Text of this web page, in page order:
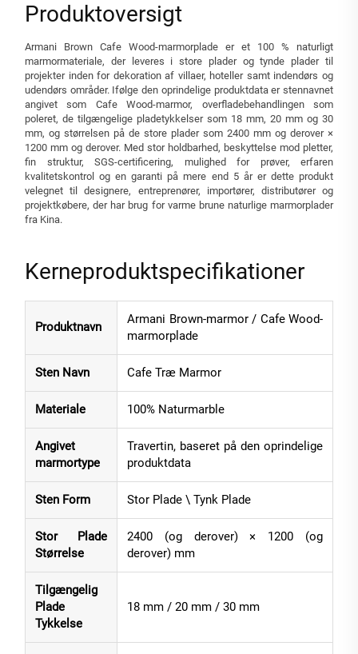
Produktoversigt
Armani Brown Cafe Wood-marmorplade er et 100 % naturligt
marmormateriale, der leveres i store plader og tynde plader til
projekter inden for dekoration af villaer, hoteller samt indendørs og
udendørs områder. Ifølge den oprindelige produktdata er stennavnet
angivet som Cafe Wood-marmor, overfladebehandlingen som
poleret, de tilgængelige pladetykkelser som 18 mm, 20 mm og 30
mm, og størrelsen på de store plader som 2400 mm og derover ×
1200 mm og derover. Med stor holdbarhed, beskyttelse mod pletter,
fin struktur, SGS-certificering, mulighed for prøver, erfaren
kvalitetskontrol og en garanti på mere end 5 år er dette produkt
velegnet til designere, entreprenører, importører, distributører og
projektkøbere, der har brug for varme brune naturlige marmorplader
fra Kina.
Kerneproduktspecifikationer
Produktnavn
Armani Brown-marmor / Cafe Wood-
marmorplade
Sten Navn Cafe Træ Marmor
Materiale 100% Naturmarble
Angivet
marmortype
Travertin, baseret på den oprindelige
produktdata
Sten Form Stor Plade \ Tynk Plade
Stor Plade
Størrelse
2400 (og derover) × 1200 (og
derover) mm
Tilgængelig
Plade
Tykkelse
18 mm / 20 mm / 30 mm